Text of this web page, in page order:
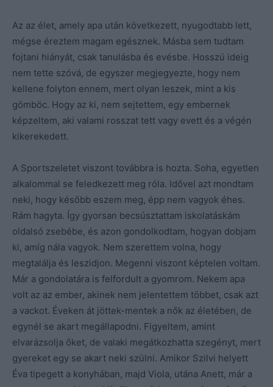
Az az élet, amely apa után következett, nyugodtabb lett,
mégse éreztem magam egésznek. Másba sem tudtam
fojtani hiányát, csak tanulásba és evésbe. Hosszú ideig
nem tette szóvá, de egyszer megjegyezte, hogy nem
kellene folyton ennem, mert olyan leszek, mint a kis
gömböc. Hogy az ki, nem sejtettem, egy embernek
képzeltem, aki valami rosszat tett vagy evett és a végén
kikerekedett.
A Sportszeletet viszont továbbra is hozta. Soha, egyetlen
alkalommal se feledkezett meg róla. Idővel azt mondtam
neki, hogy később eszem meg, épp nem vagyok éhes.
Rám hagyta. Így gyorsan becsúsztattam iskolatáskám
oldalsó zsebébe, és azon gondolkodtam, hogyan dobjam
ki, amíg nála vagyok. Nem szerettem volna, hogy
megtalálja és leszidjon. Megenni viszont képtelen voltam.
Már a gondolatára is felfordult a gyomrom. Nekem apa
volt az az ember, akinek nem jelentettem többet, csak azt
a vackot. Éveken át jöttek-mentek a nők az életében, de
egynél se akart megállapodni. Figyeltem, amint
elvarázsolja őket, de valaki megátkozhatta szegényt, mert
gyereket egy se akart neki szülni. Amikor Szilvi helyett
Éva tipegett a konyhában, majd Viola, utána Anett, már a